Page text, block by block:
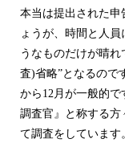
本当は提出された申
ょうが、時間と人
うなものだけが晴れ
査)省略”となるので
から12月が一般的
調査官』と称する方
て調査をしています